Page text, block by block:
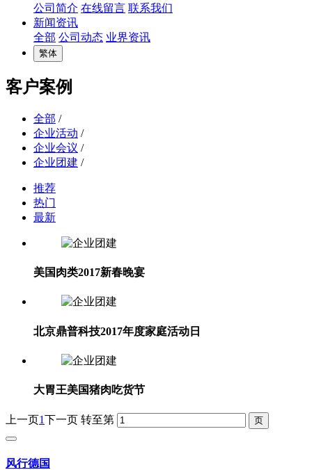
公司简介 在线留言 联系我们
新闻资讯
全部 公司动态 业界资讯
繁体
客户案例
全部 /
企业活动 /
企业会议 /
企业团建 /
推荐
热门
最新
美国肉类2017新春晚宴
北京鼎普科技2017年度家庭活动日
大胃王美国猪肉吃货节
上一页1下一页 转至第
风行德国